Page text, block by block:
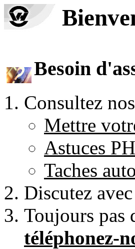
Besoin
Consultez nos
Mettre
Astuces
Taches
Discutez
Toujours pas
téléphonez-